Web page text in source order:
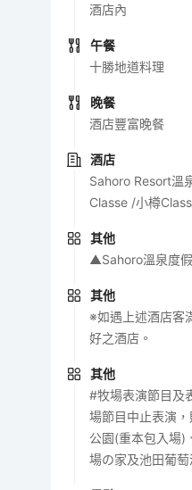
酒店內
午餐
十勝地道料理
晚餐
酒店豐富晚餐
酒店
Sahoro Resort溫
Classe /小樽
其他
▲Sahoro溫泉度
其他
※如遇上述酒店客
好之酒店。
其他
#牧場表演節目及
場節目中止表演
公園(重本包入場)
場の家及池田葡萄